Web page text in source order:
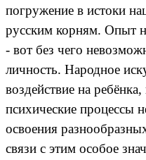
погружение в истоки
русским корням. Опыт
- вот без чего
личность. Народное
воздействие на
психические процессы
освоения
связи с этим особое